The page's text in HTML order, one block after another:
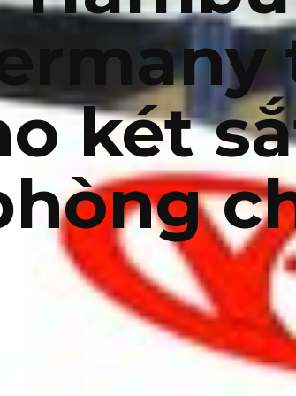
két